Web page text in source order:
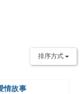
排序方式
情故事